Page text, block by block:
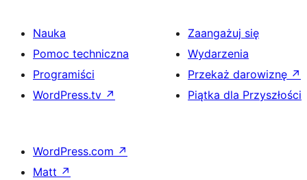
Nauka
Pomoc techniczna
Programiści
WordPress.tv ↗
Zaangażuj się
Wydarzenia
Przekaż darowiznę ↗
Piątka dla Przyszłości
WordPress.com ↗
Matt ↗